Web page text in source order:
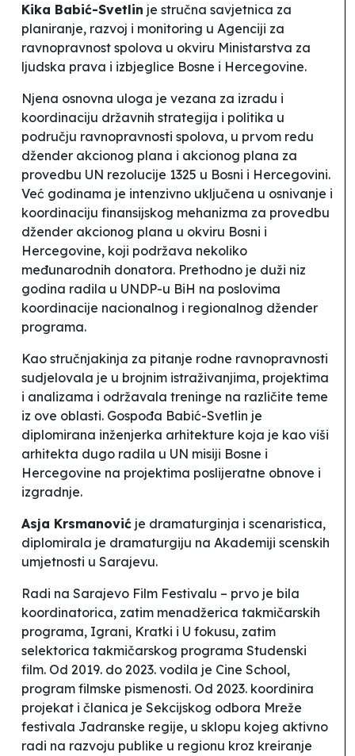
Kika Babić-Svetlin je stručna savjetnica za
planiranje, razvoj i monitoring u Agenciji za
ravnopravnost spolova u okviru Ministarstva za
ljudska prava i izbjeglice Bosne i Hercegovine.
Njena osnovna uloga je vezana za izradu i
koordinaciju državnih strategija i politika u
području ravnopravnosti spolova, u prvom redu
džender akcionog plana i akcionog plana za
provedbu UN rezolucije 1325 u Bosni i Hercegovini.
Već godinama je intenzivno uključena u osnivanje i
koordinaciju finansijskog mehanizma za provedbu
džender akcionog plana u okviru Bosni i
Hercegovine, koji podržava nekoliko
međunarodnih donatora. Prethodno je duži niz
godina radila u UNDP-u BiH na poslovima
koordinacije nacionalnog i regionalnog džender
programa.
Kao stručnjakinja za pitanje rodne ravnopravnosti
sudjelovala je u brojnim istraživanjima, projektima
i analizama i održavala treninge na različite teme
iz ove oblasti. Gospođa Babić-Svetlin je
diplomirana inženjerka arhitekture koja je kao viši
arhitekta dugo radila u UN misiji Bosne i
Hercegovine na projektima poslijeratne obnove i
izgradnje.
Asja Krsmanović je dramaturginja i scenaristica,
diplomirala je dramaturgiju na Akademiji scenskih
umjetnosti u Sarajevu.
Radi na Sarajevo Film Festivalu – prvo je bila
koordinatorica, zatim menadžerica takmičarskih
programa, Igrani, Kratki i U fokusu, zatim
selektorica takmičarskog programa Studenski
film. Od 2019. do 2023. vodila je Cine School,
program filmske pismenosti. Od 2023. koordinira
projekat i članica je Sekcijskog odbora Mreže
festivala Jadranske regije, u sklopu kojeg aktivno
radi na razvoju publike u regionu kroz kreiranje